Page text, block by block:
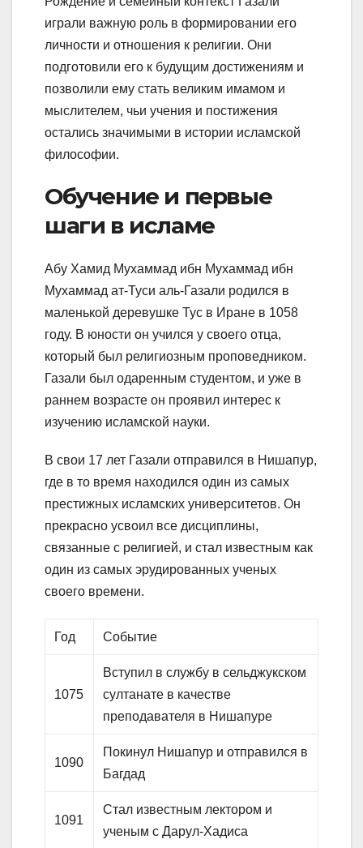
играли важную роль в формировании его
личности и отношения к религии. Они
подготовили его к будущим достижениям и
позволили ему стать великим имамом и
мыслителем, чьи учения и постижения
остались значимыми в истории исламской
философии.
Обучение и первые
шаги в исламе
Абу Хамид Мухаммад ибн Мухаммад ибн
Мухаммад ат-Туси аль-Газали родился в
маленькой деревушке Тус в Иране в 1058
году. В юности он учился у своего отца,
который был религиозным проповедником.
Газали был одаренным студентом, и уже в
раннем возрасте он проявил интерес к
изучению исламской науки.
В свои 17 лет Газали отправился в Нишапур,
где в то время находился один из самых
престижных исламских университетов. Он
прекрасно усвоил все дисциплины,
связанные с религией, и стал известным как
один из самых эрудированных ученых
своего времени.
Год Событие
1075
Вступил в службу в сельджукском
султанате в качестве
преподавателя в Нишапуре
1090
Покинул Нишапур и отправился в
Багдад
1091
Стал известным лектором и
ученым с Дарул-Хадиса